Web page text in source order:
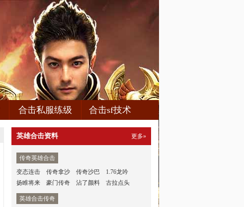
合击私服练级 合击sf技术
英雄合击资料 更多»
传奇英雄合击
变态连击
传奇拿沙 传奇沙巴
1.76龙吟
扬睢将来
豪门传奇 沾了颜料 古拉点头
英雄合击传奇